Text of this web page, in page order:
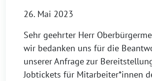
26. Mai 2023
Sehr geehrter Herr
wir bedanken uns für die
unserer Anfrage zur
Jobtickets für Mitarbeiter*innen